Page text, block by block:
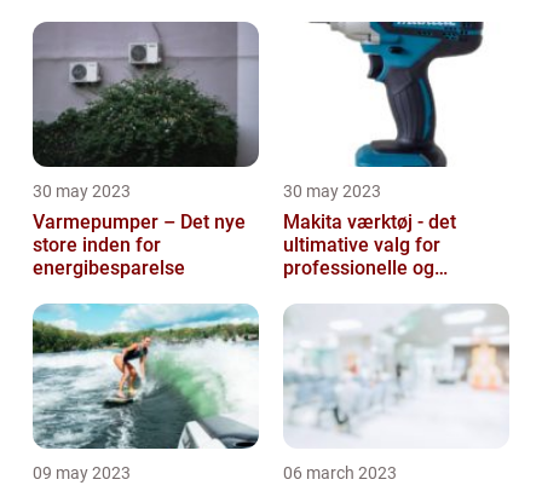
30 may 2023
Varmepumper – Det nye
store inden for
energibesparelse
30 may 2023
Makita værktøj - det
ultimative valg for
professionelle og
selv'ere
09 may 2023 06 march 2023